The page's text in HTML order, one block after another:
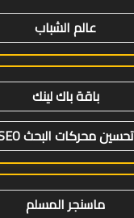
عالم الشباب
باقة باك لينك
تحسين محركات البحث SEO
ماسنجر المسلم